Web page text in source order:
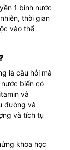
1 bình nước
thời gian
vào thể
là câu hỏi mà
biển có
và
đường và
và tích tụ
khoa học